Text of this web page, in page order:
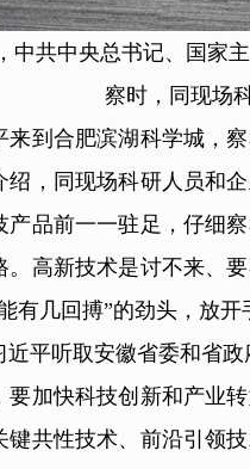
中共中央总书记、国家
察时，同现场
合肥滨湖科学城，察
绍，同现场科研人员和
产品前一一驻足，仔细
。高新技术是讨不来、
有几回搏”的劲头，放
听取安徽省委和省政
快科技创新和产业转
键共性技术、前沿引领